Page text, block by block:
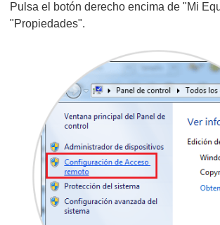
Pulsa el botón derecho encima de "Mi
"Propiedades".